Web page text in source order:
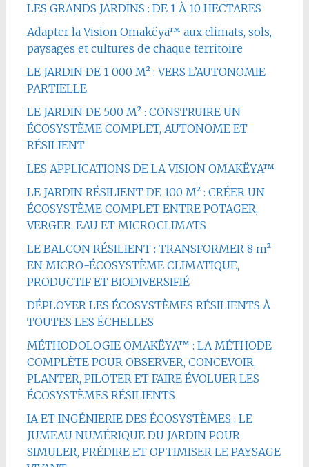
LES GRANDS JARDINS : DE 1 À 10 HECTARES
Adapter la Vision Omakëya™ aux climats, sols,
paysages et cultures de chaque territoire
LE JARDIN DE 1 000 M² : VERS L’AUTONOMIE
PARTIELLE
LE JARDIN DE 500 M² : CONSTRUIRE UN
ÉCOSYSTÈME COMPLET, AUTONOME ET
RÉSILIENT
LES APPLICATIONS DE LA VISION OMAKËYA™
LE JARDIN RÉSILIENT DE 100 M² : CRÉER UN
ÉCOSYSTÈME COMPLET ENTRE POTAGER,
VERGER, EAU ET MICROCLIMATS
LE BALCON RÉSILIENT : TRANSFORMER 8 m²
EN MICRO-ÉCOSYSTÈME CLIMATIQUE,
PRODUCTIF ET BIODIVERSIFIÉ
DÉPLOYER LES ÉCOSYSTÈMES RÉSILIENTS À
TOUTES LES ÉCHELLES
MÉTHODOLOGIE OMAKËYA™ : LA MÉTHODE
COMPLÈTE POUR OBSERVER, CONCEVOIR,
PLANTER, PILOTER ET FAIRE ÉVOLUER LES
ÉCOSYSTÈMES RÉSILIENTS
IA ET INGÉNIERIE DES ÉCOSYSTÈMES : LE
JUMEAU NUMÉRIQUE DU JARDIN POUR
SIMULER, PRÉDIRE ET OPTIMISER LE PAYSAGE